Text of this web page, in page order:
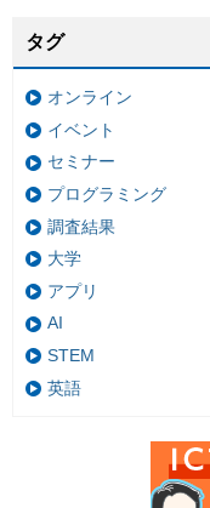
タグ
オンライン
イベント
セミナー
プログラミング
調査結果
大学
アプリ
AI
STEM
英語